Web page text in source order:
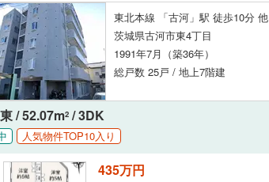
東北本線 「古河」駅 徒歩10分 他
茨城県古河市東4丁目
1991年7月（築36年）
総戸数 25戸 / 地上7階建
/ 52.07m2 / 3DK
人気物件TOP10入り
435万円